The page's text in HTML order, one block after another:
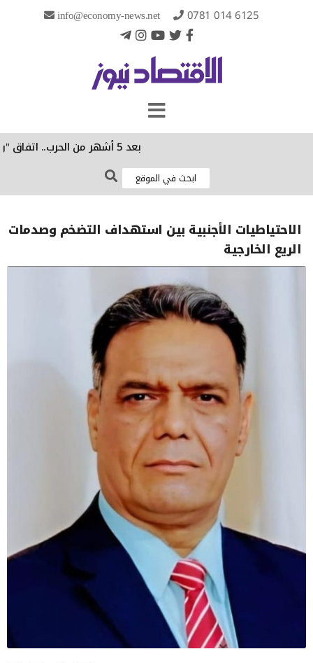
info@economy-news.net 0781 014 6125
الاحتياطيات الأجنبية بين استهداف التضخم وصدمات
الريع الخارجية